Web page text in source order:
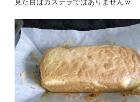
見た目はカステラではありませんｗ